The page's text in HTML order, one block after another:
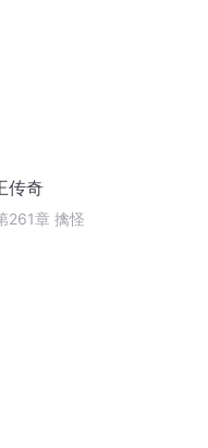
传奇
261章 擒怪